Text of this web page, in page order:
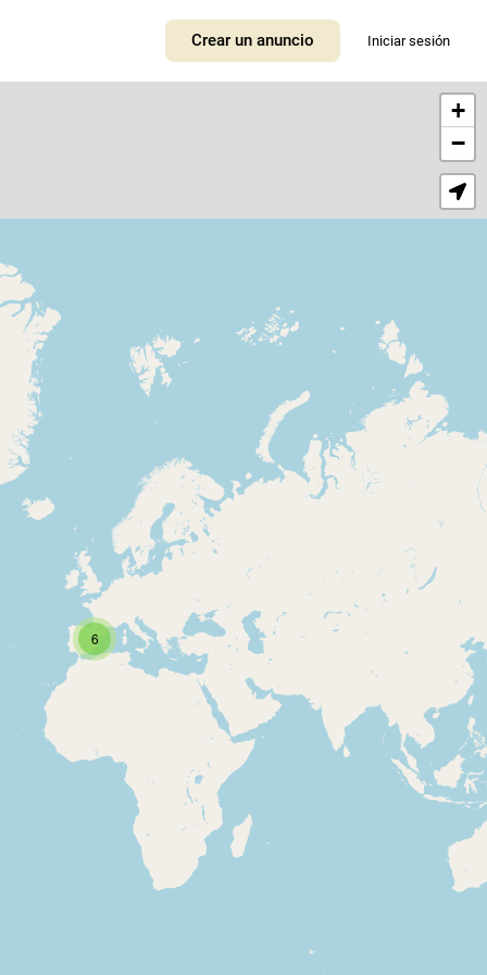
Crear un anuncio Iniciar sesión
6
+
−